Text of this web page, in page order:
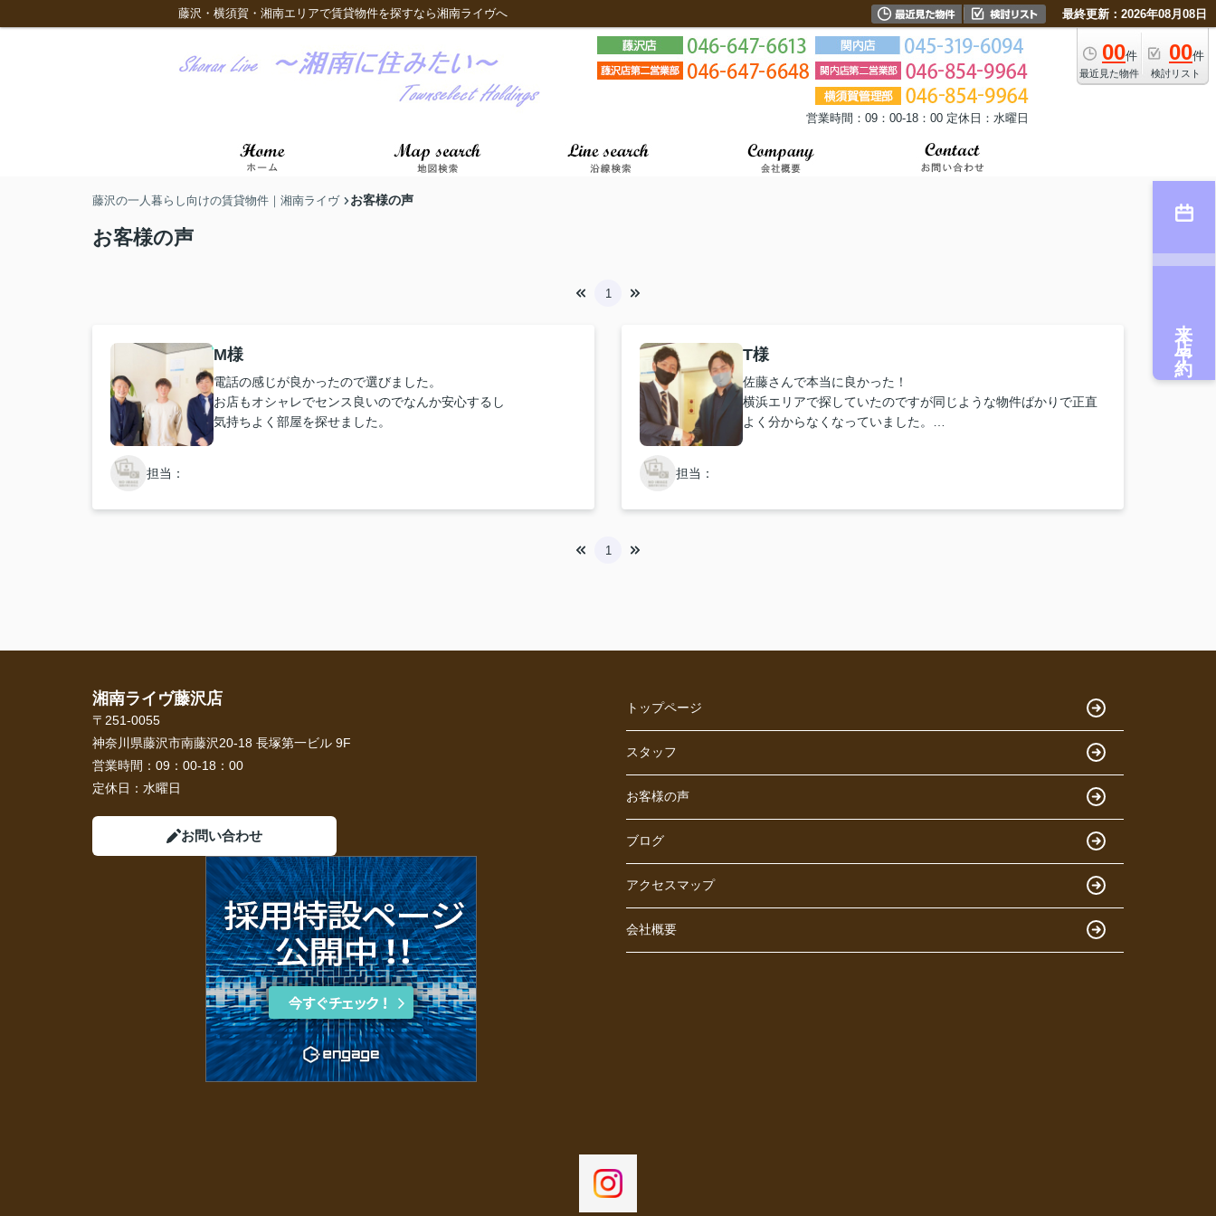
藤沢・横須賀・湘南エリアで賃貸物件を探すなら湘南ライヴへ 最終更新：2026年08月08日
00件
最近見た物件
00件
検討リスト
営業時間：09：00-18：00 定休日：水曜日
藤沢の一人暮らし向けの賃貸物件｜湘南ライヴ お客様の声
お客様の声
1
M様
電話の感じが良かったので選びました。
お店もオシャレでセンス良いのでなんか安心するし
気持ちよく部屋を探せました。
担当：
T様
佐藤さんで本当に良かった！
横浜エリアで探していたのですが同じような物件ばかりで正直
よく分からなくなっていました。
担当：
1
来店予約
湘南ライヴ藤沢店
〒251-0055
神奈川県藤沢市南藤沢20-18 長塚第一ビル 9F
営業時間： 09：00-18：00
定休日： 水曜日
お問い合わせ
トップページ
スタッフ
お客様の声
ブログ
アクセスマップ
会社概要